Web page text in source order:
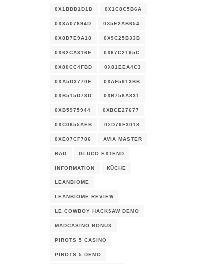
0X1BDD1D1D 0X1C8C5B6A
0X3A07894D 0X5E2AB654
0X8D7E9A18 0X9C25B33B
0X62CA316E 0X67C2195C
0X80CC4FBD 0X81EEA4C3
0XA5D3770E 0XAF5913BB
0XB515D73D 0XB758A831
0XB5975944 0XBCE27677
0XC0655AEB 0XD79F3018
0XE07CF786 AVIA MASTER
BAD GLUCO EXTEND
INFORMATION KÜCHE
LEANBIOME
LEANBIOME REVIEW
LE COWBOY HACKSAW DEMO
MADCASINO BONUS
PIROTS 5 CASINO
PIROTS 5 DEMO